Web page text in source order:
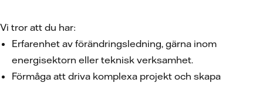
Vi tror att du har:
Erfarenhet av förändringsledning, gärna inom
energisektorn eller teknisk verksamhet.
Förmåga att driva komplexa projekt och skapa